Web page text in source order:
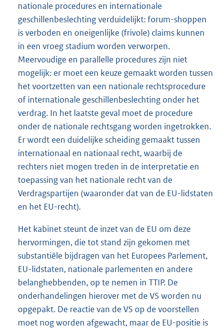
nationale procedures en internationale
geschillenbeslechting verduidelijkt: forum-shoppen
is verboden en oneigenlijke (frivole) claims kunnen
in een vroeg stadium worden verworpen.
Meervoudige en parallelle procedures zijn niet
mogelijk: er moet een keuze gemaakt worden tussen
het voortzetten van een nationale rechtsprocedure
of internationale geschillenbeslechting onder het
verdrag. In het laatste geval moet de procedure
onder de nationale rechtsgang worden ingetrokken.
Er wordt een duidelijke scheiding gemaakt tussen
internationaal en nationaal recht, waarbij de
rechters niet mogen treden in de interpretatie en
toepassing van het nationale recht van de
Verdragspartijen (waaronder dat van de EU-lidstaten
en het EU-recht).
Het kabinet steunt de inzet van de EU om deze
hervormingen, die tot stand zijn gekomen met
substantiële bijdragen van het Europees Parlement,
EU-lidstaten, nationale parlementen en andere
belanghebbenden, op te nemen in TTIP. De
onderhandelingen hierover met de VS worden nu
opgepakt. De reactie van de VS op de voorstellen
moet nog worden afgewacht, maar de EU-positie is